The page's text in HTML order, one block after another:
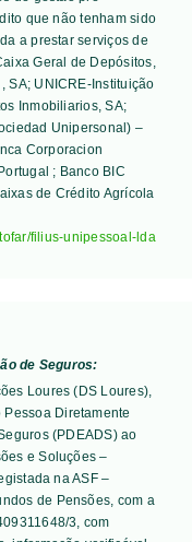
que não tenham sido
a prestar serviços de
Geral de Depósitos,
SA; UNICRE-Instituição
Inmobiliarios, SA;
Unipersonal) –
Corporacion
; Banco BIC
de Crédito Agrícola
filius-unipessoal-lda
de Seguros:
Loures (DS Loures),
Diretamente
(PDEADS) ao
e Soluções –
na ASF –
de Pensões, com a
3, com